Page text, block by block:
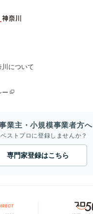
川について
ー
業主・小規模事業者方へ
ストプロに登録しませんか？
専門家登録はこちら